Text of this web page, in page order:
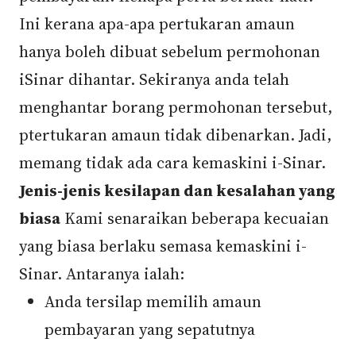
Ini kerana apa-apa pertukaran amaun
hanya boleh dibuat sebelum permohonan
iSinar dihantar. Sekiranya anda telah
menghantar borang permohonan tersebut,
ptertukaran amaun tidak dibenarkan. Jadi,
memang tidak ada cara kemaskini i-Sinar.
Jenis-jenis kesilapan dan kesalahan yang
biasa Kami senaraikan beberapa kecuaian
yang biasa berlaku semasa kemaskini i-
Sinar. Antaranya ialah:
Anda tersilap memilih amaun
pembayaran yang sepatutnya